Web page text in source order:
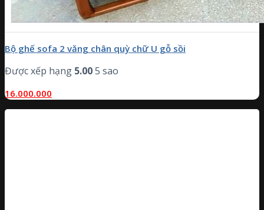
Bộ ghế sofa 2 văng chân quỳ chữ U gỗ sồi
Được xếp hạng 5.005 sao
16.000.000